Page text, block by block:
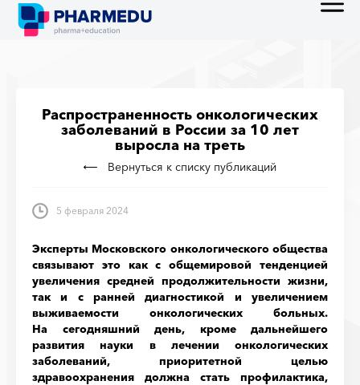
Распространенность онкологических
заболеваний в России за 10 лет
выросла на треть
Вернуться к списку публикаций
5 февраля 2024
Эксперты Московского онкологического общества
связывают это как с общемировой тенденцией
увеличения средней продолжительности жизни,
так и с ранней диагностикой и увеличением
выживаемости онкологических больных.
На сегодняшний день, кроме дальнейшего
развития науки в лечении онкологических
заболеваний, приоритетной целью
здравоохранения должна стать профилактика,